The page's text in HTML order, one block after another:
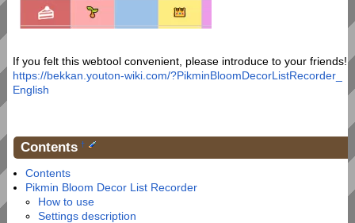
If you felt this webtool convenient, please introduce to your friends!
https://bekkan.youton-wiki.com/?PikminBloomDecorListRecorder_
English
Contents †
Contents
Pikmin Bloom Decor List Recorder
How to use
Settings description